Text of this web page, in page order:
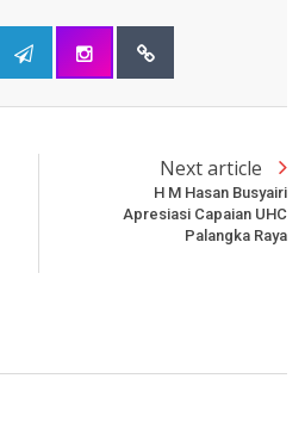
Next article
H M Hasan Busyairi
Apresiasi Capaian UHC
Palangka Raya